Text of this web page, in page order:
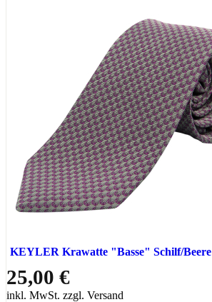
KEYLER Krawatte "Basse" Schilf/Beere
25,00 €
inkl. MwSt. zzgl. Versand